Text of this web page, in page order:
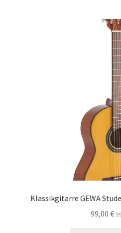
Klassikgitarre GEWA
99,00 €